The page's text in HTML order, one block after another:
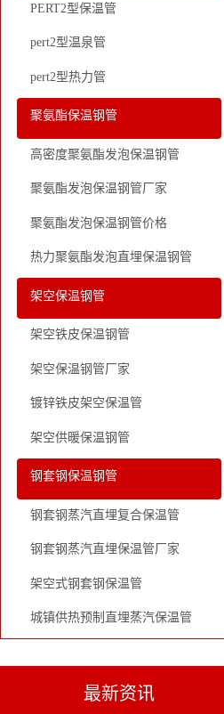
PERT2型保温管
pert2型温泉管
pert2型热力管
聚氨酯保温钢管
高密度聚氨酯发泡保温钢管
聚氨酯发泡保温钢管厂家
聚氨酯发泡保温钢管价格
热力聚氨酯发泡直埋保温钢管
架空保温钢管
架空铁皮保温钢管
架空保温钢管厂家
镀锌铁皮架空保温管
架空供暖保温钢管
钢套钢保温钢管
钢套钢蒸汽直埋复合保温管
钢套钢蒸汽直埋保温管厂家
架空式钢套钢保温管
城镇供热预制直埋蒸汽保温管
最新资讯